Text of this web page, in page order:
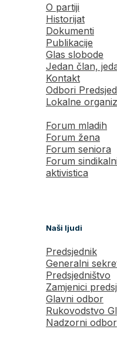
O partiji
Historijat
Dokumenti
Publikacije
Glas slobode
Jedan član,
Kontakt
Odbori
Lokalne
Forum mladih
Forum žena
Forum seniora
Forum
aktivistica
Naši ljudi
Predsjednik
Generalni
Predsjedništvo
Zamjenici
Glavni odbor
Rukovodstvo
Nadzorni odbor